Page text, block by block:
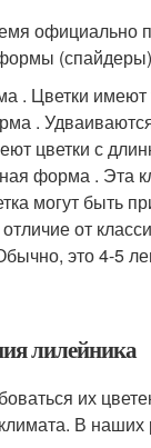
официально
. Цветки имеют
.
цветки с
форма . Эта
могут быть
от
это 4-5
лилейника
их
В